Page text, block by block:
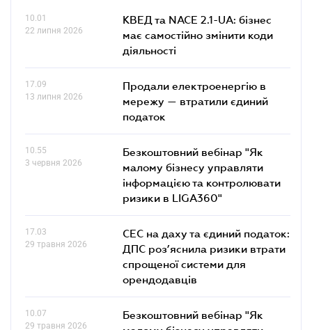
10.01
22 липня 2026
КВЕД та NACE 2.1-UA: бізнес
має самостійно змінити коди
діяльності
17.09
13 липня 2026
Продали електроенергію в
мережу — втратили єдиний
податок
10.55
3 червня 2026
Безкоштовний вебінар "Як
малому бізнесу управляти
інформацією та контролювати
ризики в LIGA360"
17.03
29 травня 2026
СЕС на даху та єдиний податок:
ДПС роз’яснила ризики втрати
спрощеної системи для
орендодавців
10.07
29 травня 2026
Безкоштовний вебінар "Як